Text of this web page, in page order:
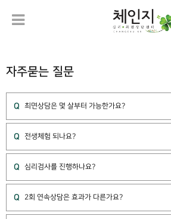
자주묻는 질문
Q 최면상담은 몇 살부터 가능한가요?
Q 전생체험 되나요?
Q 심리검사를 진행하나요?
Q 2회 연속상담은 효과가 다른가요?